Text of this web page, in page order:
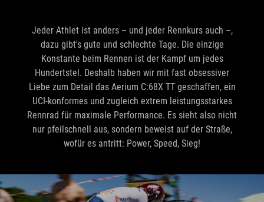
Jeder Athlet ist anders – und jeder Rennkurs auch –,
dazu gibt's gute und schlechte Tage. Die einzige
Konstante beim Rennen ist der Kampf um jedes
Hundertstel. Deshalb haben wir mit fast obsessiver
Liebe zum Detail das Aerium C:68X TT geschaffen, ein
UCI-konformes und zugleich extrem leistungsstarkes
Rennrad für maximale Performance. Es sieht also nicht
nur pfeilschnell aus, sondern beweist auf der Straße,
wofür es antritt: Power, Speed, Sieg!